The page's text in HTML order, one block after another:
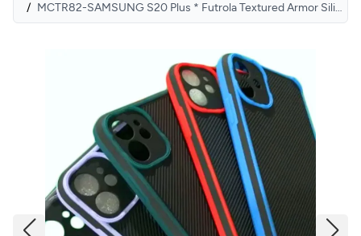
/
MCTR82-SAMSUNG S20 Plus * Futrola Textured Armor Silicone Dark Green (79)